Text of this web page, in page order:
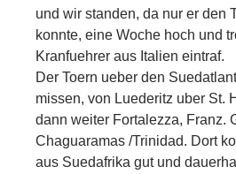
und wir standen, da nur er den
konnte, eine Woche hoch und
Kranfuehrer aus Italien eintraf.
Der Toern ueber den
missen, von Luederitz uber St.
dann weiter Fortalezza, Franz.
Chaguaramas /Trinidad. Dort
aus Suedafrika gut und